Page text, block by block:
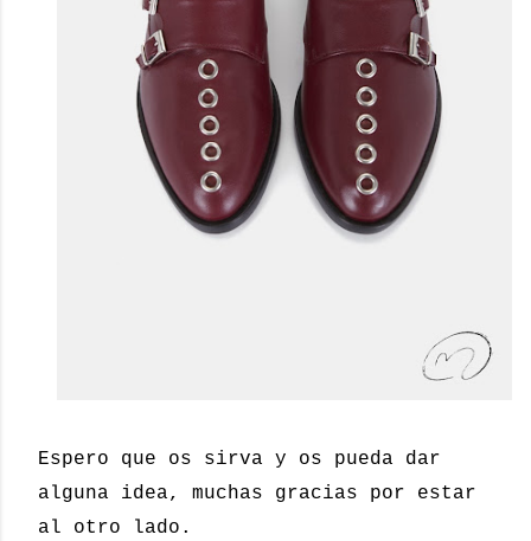
Espero que os sirva y os pueda dar
alguna idea, muchas gracias por estar
al otro lado.